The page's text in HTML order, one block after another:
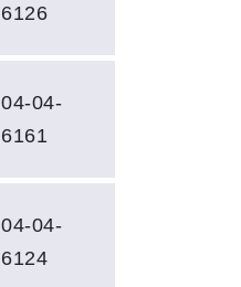
6126
04-04-
6161
04-04-
6124